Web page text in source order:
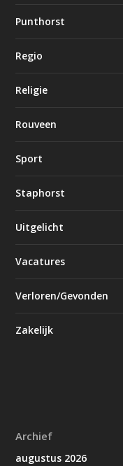
Punthorst
Regio
Religie
Rouveen
Sport
Staphorst
Uitgelicht
Vacatures
Verloren/Gevonden
Zakelijk
Archief
augustus 2026